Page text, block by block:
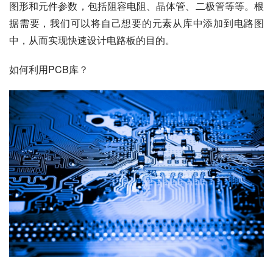
图形和元件参数，包括阻容电阻、晶体管、二极管等等。根
据需要，我们可以将自己想要的元素从库中添加到电路图
中，从而实现快速设计电路板的目的。
如何利用PCB库？